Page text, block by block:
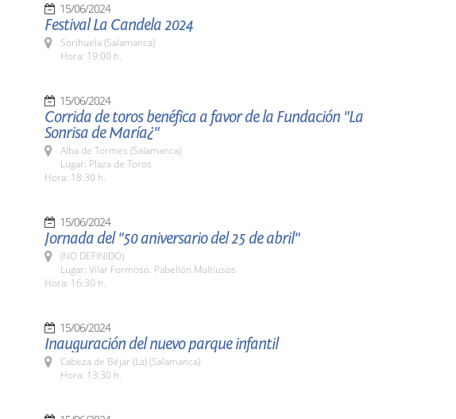
15/06/2024
Festival La Candela 2024
Sorihuela (Salamanca)
Hora: 19:00 h.
15/06/2024
Corrida de toros benéfica a favor de la Fundación "La
Sonrisa de María¿"
Alba de Tormes (Salamanca)
Lugar: Plaza de Toros
Hora: 18:30 h.
15/06/2024
Jornada del "50 aniversario del 25 de abril"
(NO DEFINIDO)
Lugar: Vilar Formoso. Pabellón Multiusos
Hora: 16:30 h.
15/06/2024
Inauguración del nuevo parque infantil
Cabeza de Béjar (La) (Salamanca)
Hora: 13:30 h.